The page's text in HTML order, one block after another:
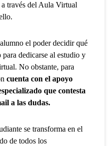
a través del Aula Virtual
el poder decidir qué
para dedicarse al estudio y
No obstante, para
cuenta con el apoyo
que contesta
a las dudas.
se transforma en el
de todos los